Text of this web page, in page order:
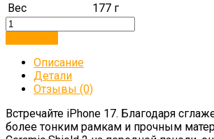
Вес
177 г
Описание
Детали
Отзывы (0)
Встречайте iPhone 17. Благодаря
более тонким рамкам и прочным